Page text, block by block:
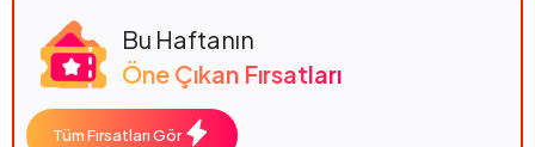
Bu Haftanın
Öne Çıkan Fırsatları
Tüm Fırsatları Gör